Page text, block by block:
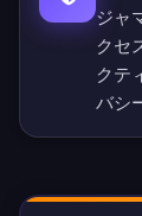
ジャ
クセ
クテ
バシ